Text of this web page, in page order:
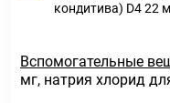
кондитива) D4 22
Вспомогательные
мг, натрия хлорид